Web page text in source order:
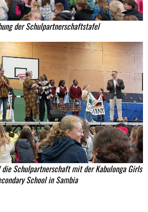
der Schulpartnerschaftstafel
Schulpartnerschaft mit der Kabulonga Girls
School in Sambia